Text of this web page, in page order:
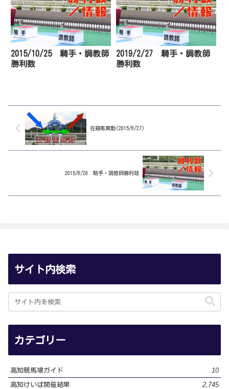
2015/10/25 騎手・調教師
勝利数
2019/2/27 騎手・調教師
勝利数
在籍馬異動(2015/6/27)
2015/6/28 騎手・調教師勝利数
サイト内検索
カテゴリー
高知競馬場ガイド 10
高知けいば開催結果 2,745